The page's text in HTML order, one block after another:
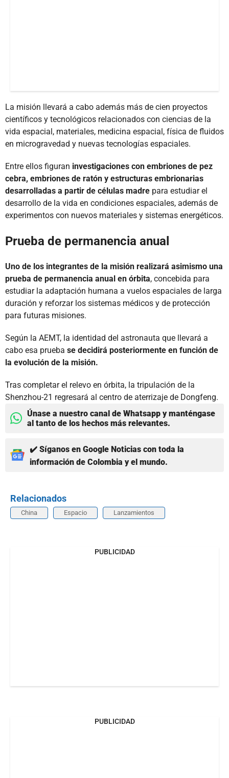
La misión llevará a cabo además más de cien proyectos
científicos y tecnológicos relacionados con ciencias de la
vida espacial, materiales, medicina espacial, física de fluidos
en microgravedad y nuevas tecnologías espaciales.
Entre ellos figuran investigaciones con embriones de pez
cebra, embriones de ratón y estructuras embrionarias
desarrolladas a partir de células madre para estudiar el
desarrollo de la vida en condiciones espaciales, además de
experimentos con nuevos materiales y sistemas energéticos.
Prueba de permanencia anual
Uno de los integrantes de la misión realizará asimismo una
prueba de permanencia anual en órbita, concebida para
estudiar la adaptación humana a vuelos espaciales de larga
duración y reforzar los sistemas médicos y de protección
para futuras misiones.
Según la AEMT, la identidad del astronauta que llevará a
cabo esa prueba se decidirá posteriormente en función de
la evolución de la misión.
Tras completar el relevo en órbita, la tripulación de la
Shenzhou-21 regresará al centro de aterrizaje de Dongfeng.
Únase a nuestro canal de Whatsapp y manténgase
al tanto de los hechos más relevantes.
✔️ Síganos en Google Noticias con toda la
información de Colombia y el mundo.
Relacionados
China Espacio Lanzamientos
PUBLICIDAD
PUBLICIDAD